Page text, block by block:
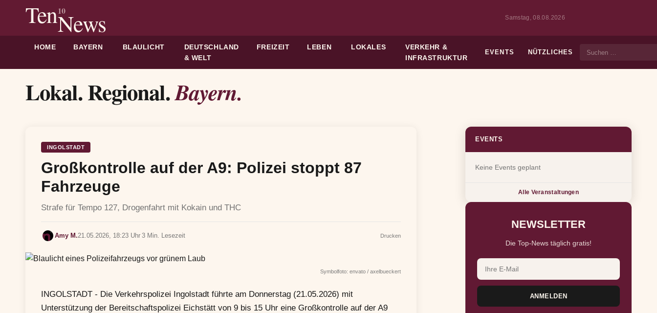
Ten10
News Samstag, 08.08.2026
HOME BAYERN BLAULICHT
DEUTSCHLAND
& WELT
FREIZEIT LEBEN LOKALES
VERKEHR &
INFRASTRUKTUR
EVENTS NÜTZLICHES
Lokal. Regional.Bayern.
INGOLSTADT
Großkontrolle auf der A9: Polizei stoppt 87
Fahrzeuge
Strafe für Tempo 127, Drogenfahrt mit Kokain und THC
Amy M.21.05.2026, 18:23 Uhr 3 Min. Lesezeit Drucken
Symbolfoto: envato / axelbueckert
INGOLSTADT - Die Verkehrspolizei Ingolstadt führte am Donnerstag (21.05.2026) mit
Unterstützung der Bereitschaftspolizei Eichstätt von 9 bis 15 Uhr eine Großkontrolle auf der A9
EVENTS
Keine Events geplant
Alle Veranstaltungen
NEWSLETTER
Die Top-News täglich gratis!
ANMELDEN